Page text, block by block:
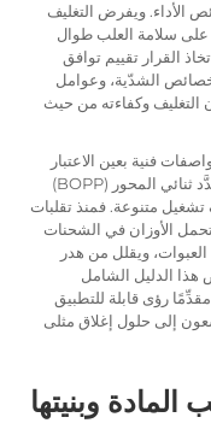
الأداء. ويفرض التغليف
على سلامة العلب طوال
القرار تقييم توافق
الشدّية، وعوامل
التغليف وكفاءته من حيث
فنية بعين الاعتبار
عند اختيار شريط لاصق من البولي بروبلين المُمَدَّد ثنائي المحور (BOPP)
متنوعة. فمنذ تقلبات
الأوزان في الشحنات
ويقلل من هدر
هذا الدليل الشامل
رؤى قابلة للتطبيق
إلى حلول إغلاق مثلى
المادة وبنيتها